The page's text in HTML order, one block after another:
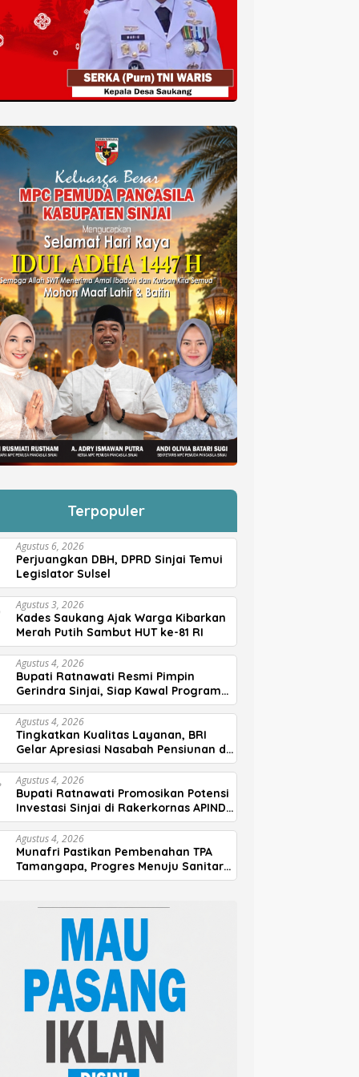
Terpopuler
Agustus 6, 2026
Perjuangkan DBH, DPRD Sinjai Temui
Legislator Sulsel
Agustus 3, 2026
Kades Saukang Ajak Warga Kibarkan
Merah Putih Sambut HUT ke-81 RI
Agustus 4, 2026
Bupati Ratnawati Resmi Pimpin
Gerindra Sinjai, Siap Kawal Program
Prabowo
Agustus 4, 2026
Tingkatkan Kualitas Layanan, BRI
Gelar Apresiasi Nasabah Pensiunan di
Parepare
Agustus 4, 2026
Bupati Ratnawati Promosikan Potensi
Investasi Sinjai di Rakerkornas APINDO
2026
Agustus 4, 2026
Munafri Pastikan Pembenahan TPA
Tamangapa, Progres Menuju Sanitary
Landfill Capai 93 Persen